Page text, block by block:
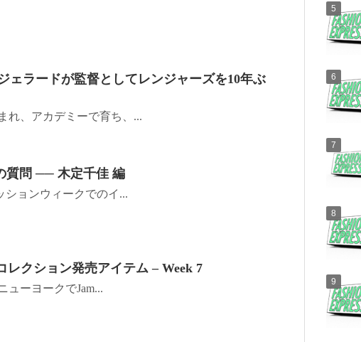
ェラードが監督としてレンジャーズを10年ぶ
れ、アカデミーで育ち、...
質問 ── 木定千佳 編
ションウィークでのイ...
レクション発売アイテム – Week 7
ューヨークでJam...